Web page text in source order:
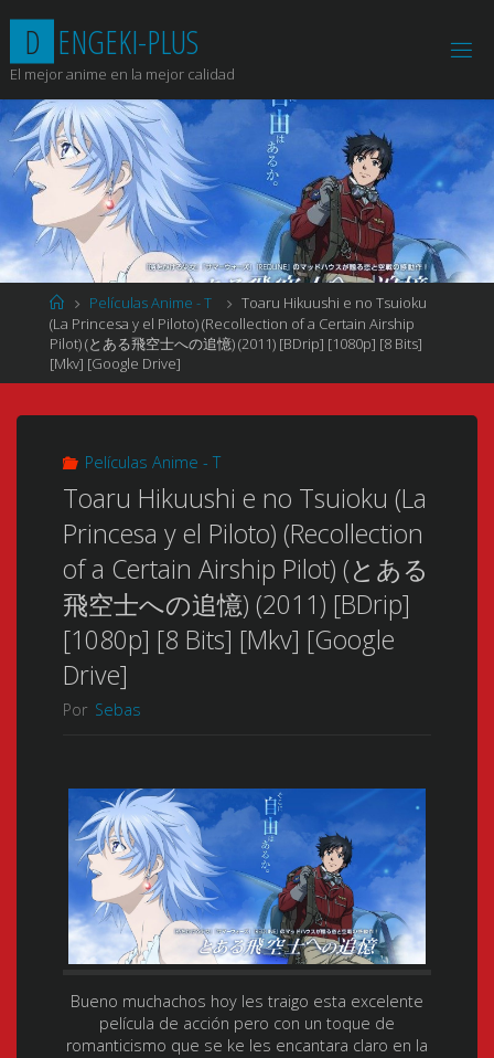
contenido
D ENGEKI-PLUS
El mejor anime en la mejor calidad
Página
de
Inicio
Películas Anime - T
Toaru Hikuushi e no Tsuioku
(La Princesa y el Piloto) (Recollection of a Certain Airship
Pilot) (とある飛空士への追憶) (2011) [BDrip] [1080p] [8 Bits]
[Mkv] [Google Drive]
Películas Anime - T
Toaru Hikuushi e no Tsuioku (La
Princesa y el Piloto) (Recollection
of a Certain Airship Pilot) (とある
飛空士への追憶) (2011) [BDrip]
[1080p] [8 Bits] [Mkv] [Google
Drive]
Por Sebas
Bueno muchachos hoy les traigo esta excelente
película de acción pero con un toque de
romanticismo que se ke les encantara claro en la